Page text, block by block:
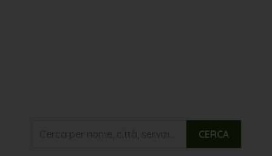
CERCA